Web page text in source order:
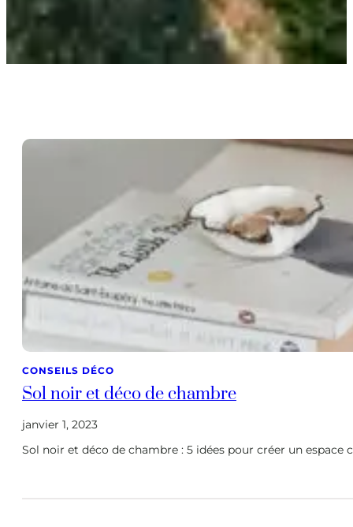
CONSEILS DÉCO
Sol noir et déco de chambre
janvier 1, 2023
Sol noir et déco de chambre : 5 idées pour créer un espace